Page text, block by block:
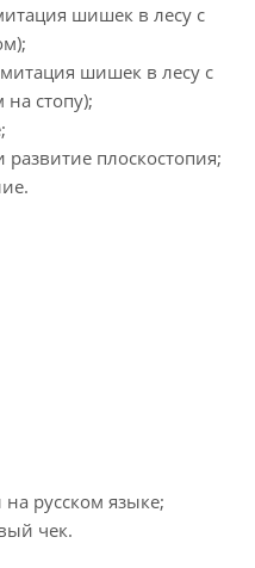
шишек в лесу с
шишек в лесу с
стопу);
плоскостопия;
русском языке;
чек.